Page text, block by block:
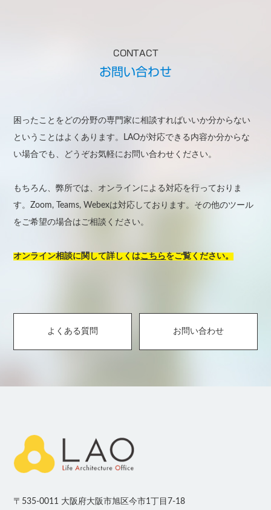
CONTACT
お問い合わせ
困ったことをどの分野の専門家に相談すればいいか分からない
ということはよくあります。LAOが対応できる内容か分からな
い場合でも、どうぞお気軽にお問い合わせください。
もちろん、弊所では、オンラインによる対応を行っておりま
す。Zoom, Teams, Webexは対応しております。その他のツール
をご希望の場合はご相談ください。
オンライン相談に関して詳しくはこちらをご覧ください。
よくある質問 お問い合わせ
〒535-0011 大阪府大阪市旭区今市1丁目7-18